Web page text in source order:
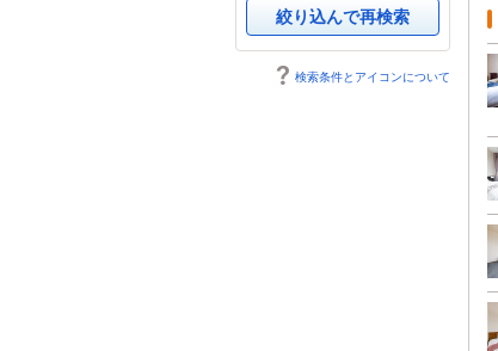
絞り込んで再検索
検索条件とアイコンについて